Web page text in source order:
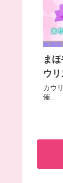
ま
ウ
カウ
催...